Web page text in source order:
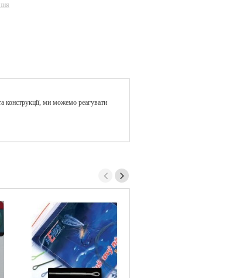
конструкції, ми можемо реагувати